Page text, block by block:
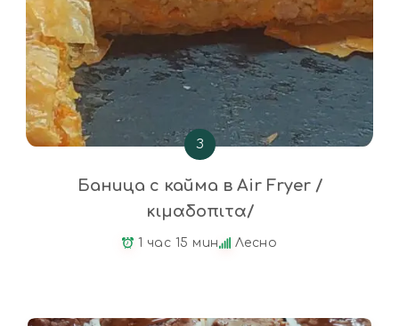
З
Баница с кайма в Air Fryer /
κιμαδοπιτα/
1 час 15 мин Лесно